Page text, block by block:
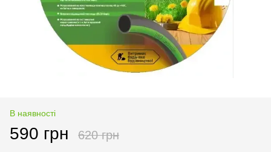
В наявності
590 грн 620 грн